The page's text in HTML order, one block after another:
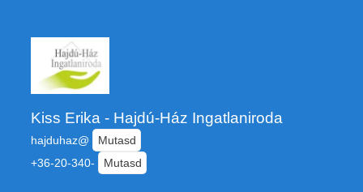
Kiss Erika - Hajdú-Ház Ingatlaniroda
hajduhaz@
Mutasd
+36-20-340-
Mutasd